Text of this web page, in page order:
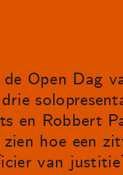
Open Dag
en Robbert
hoe een
van